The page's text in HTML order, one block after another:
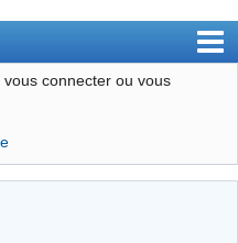
vous connecter ou vous